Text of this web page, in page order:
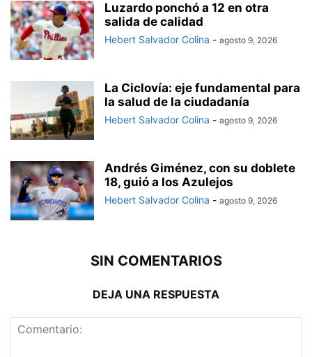
Luzardo ponchó a 12 en otra
salida de calidad
Hebert Salvador Colina - agosto 9, 2026
La Ciclovía: eje fundamental para
la salud de la ciudadanía
Hebert Salvador Colina - agosto 9, 2026
Andrés Giménez, con su doblete
18, guió a los Azulejos
Hebert Salvador Colina - agosto 9, 2026
SIN COMENTARIOS
DEJA UNA RESPUESTA